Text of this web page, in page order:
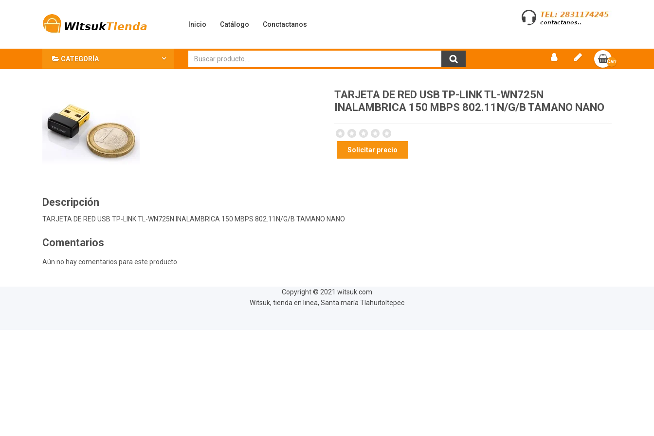
Inicio Catálogo Conctactanos
CATEGORÍA
Carro
TARJETA DE RED USB TP-LINK TL-WN725N
INALAMBRICA 150 MBPS 802.11N/G/B TAMANO NANO
Solicitar precio
Descripción
TARJETA DE RED USB TP-LINK TL-WN725N INALAMBRICA 150 MBPS 802.11N/G/B TAMANO NANO
Comentarios
Aún no hay comentarios para este producto.
Copyright © 2021 witsuk.com
Witsuk, tienda en linea, Santa maría Tlahuitoltepec